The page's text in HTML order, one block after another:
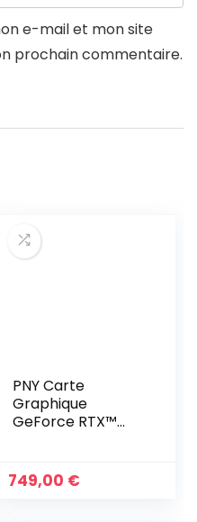
e-mail et mon site
prochain commentaire.
PNY Carte
Graphique
GeForce RTX™
749,00 €